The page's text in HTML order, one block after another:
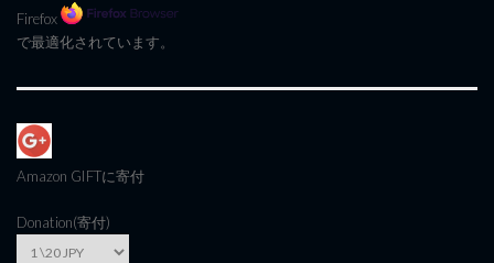
Firefox
で最適化されています。
Amazon GIFTに寄付
Donation(寄付)